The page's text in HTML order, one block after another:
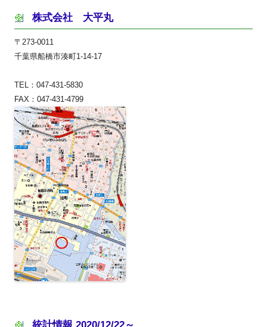
株式会社 大平丸
〒273-0011
千葉県船橋市湊町1-14-17
TEL：047-431-5830
FAX：047-431-4799